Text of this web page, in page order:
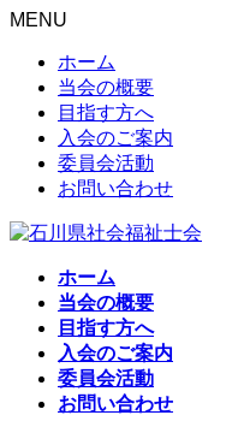
MENU
ホーム
当会の概要
目指す方へ
入会のご案内
委員会活動
お問い合わせ
ホーム
当会の概要
目指す方へ
入会のご案内
委員会活動
お問い合わせ